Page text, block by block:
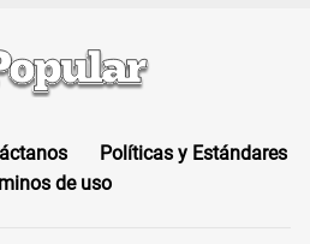
Políticas y Estándares
de uso